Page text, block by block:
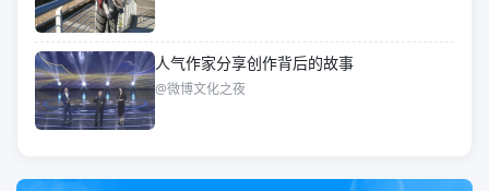
人气作家分享创作背后的故事
@微博文化之夜